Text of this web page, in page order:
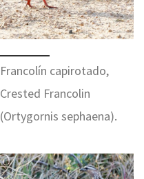
Francolín capirotado,
Crested Francolin
(Ortygornis sephaena).